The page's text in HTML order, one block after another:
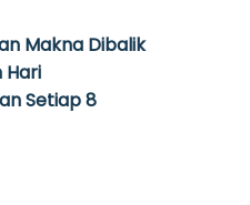
Makna Dibalik
Hari
Setiap 8